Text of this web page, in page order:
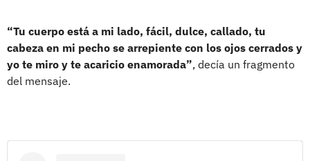
“Tu cuerpo está a mi lado, fácil, dulce, callado, tu
cabeza en mi pecho se arrepiente con los ojos cerrados y
yo te miro y te acaricio enamorada”, decía un fragmento
del mensaje.